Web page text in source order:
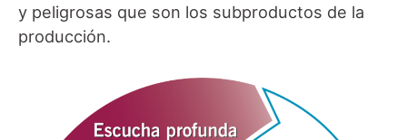
y peligrosas que son los subproductos de la
producción.